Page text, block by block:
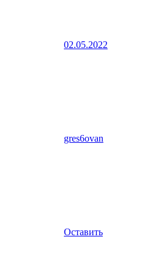
02.05.2022
gres6ovan
Оставить